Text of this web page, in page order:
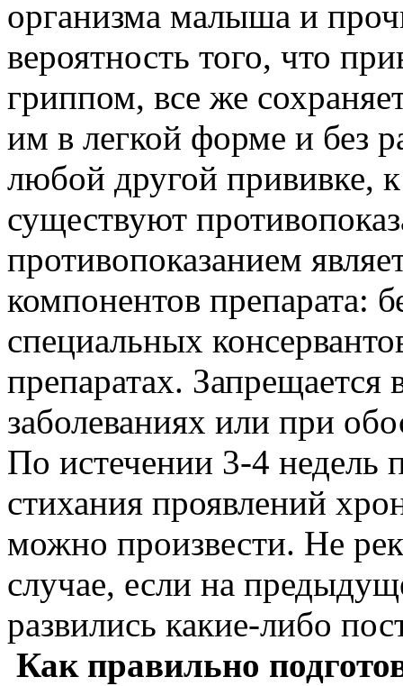
организма малыша и
вероятность того, что
гриппом, все же
им в легкой форме и без
любой другой прививке,
существуют
противопоказанием
компонентов препарата:
специальных
препаратах.
заболеваниях или при
По истечении 3-­4 недель
стихания проявлений
можно произвести. Не
случае, если на
развились какие­-либо
Как правильно